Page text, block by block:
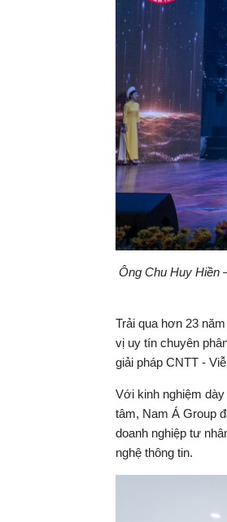
Ông Chu Huy Hiền
Trải qua hơn 23
vị uy tín chuyên
giải pháp CNTT -
Với kinh nghiệm
tâm, Nam Á Group
doanh nghiệp tư
nghệ thông tin.